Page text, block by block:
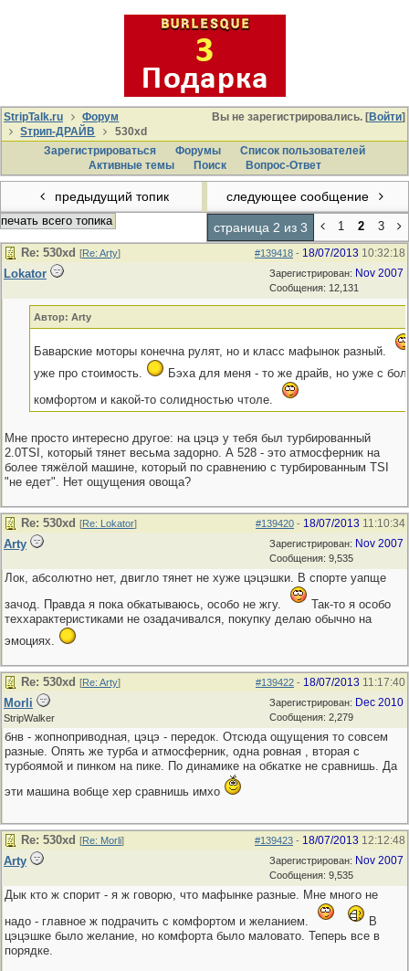
Вы не зарегистрировались. [Войти]
StripTalk.ru
Форум
Sтрип-ДРАЙВ
530хd
Зарегистрироваться
Форумы
Список пользователей
Активные темы
Поиcк Вопрос-Ответ
предыдущий топик следующее сообщение
печать всего топика страница 2 из 3 1 2 3
#139418 - 18/07/2013 10:32:18
Re: 530хd [Re: Arty]
Зарегистрирован: Nov 2007
Сообщения: 12,131
Lokator
Автор: Arty
Баварские моторы конечна рулят, но и класс мафынок разный.
уже про стоимость.
Бэха для меня - то же драйв, но уже с
комфортом и какой-то солидностью чтоле.
Мне просто интересно другое: на цэцэ у тебя был турбированный
2.0TSI, который тянет весьма задорно. А 528 - это атмосферник на
более тяжёлой машине, который по сравнению с турбированным TSI
"не едет". Нет ощущения овоща?
#139420 - 18/07/2013 11:10:34
Re: 530хd [Re: Lokator]
Зарегистрирован: Nov 2007
Сообщения: 9,535
Arty
Лок, абсолютно нет, двигло тянет не хуже цэцэшки. В спорте уапще
зачод. Правда я пока обкатываюсь, особо не жгу.
Так-то я особо
теххарактеристиками не озадачивался, покупку делаю обычно на
эмоциях.
#139422 - 18/07/2013 11:17:40
Re: 530хd [Re: Arty]
Зарегистрирован: Dec 2010
Сообщения: 2,279
Morli
StripWalker
бнв - жопноприводная, цэцэ - передок. Отсюда ощущения то совсем
разные. Опять же турба и атмосферник, одна ровная , вторая с
турбоямой и пинком на пике. По динамике на обкатке не сравнишь. Да
эти машина вобще хер сравнишь имхо
#139423 - 18/07/2013 12:12:48
Re: 530хd [Re: Morli]
Зарегистрирован: Nov 2007
Сообщения: 9,535
Arty
Дык кто ж спорит - я ж говорю, что мафынке разные. Мне много не
надо - главное ж подрачить с комфортом и желанием.
В
цэцэшке было желание, но комфорта было маловато. Теперь все в
порядке.